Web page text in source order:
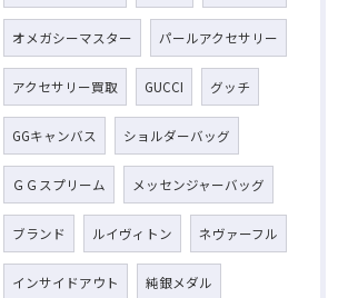
オメガシーマスター パールアクセサリー
アクセサリー買取 GUCCI グッチ
GGキャンバス ショルダーバッグ
ＧＧスプリーム メッセンジャーバッグ
ブランド ルイヴィトン ネヴァーフル
インサイドアウト 純銀メダル